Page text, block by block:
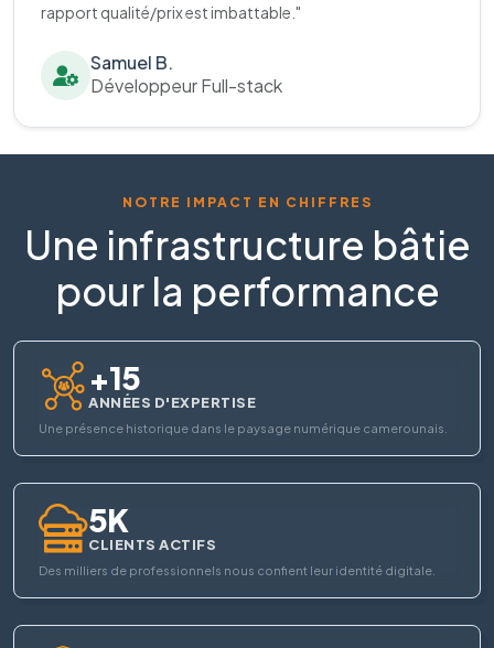
rapport qualité/prix est imbattable."
Samuel B.
Développeur Full-stack
NOTRE IMPACT EN CHIFFRES
Une infrastructure bâtie
pour la performance
+15
ANNÉES D'EXPERTISE
Une présence historique dans le paysage numérique camerounais.
5K
CLIENTS ACTIFS
Des milliers de professionnels nous confient leur identité digitale.